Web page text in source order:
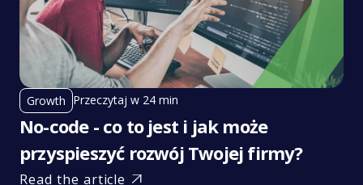
Growth Przeczytaj w 24 min
No-code - co to jest i jak może
przyspieszyć rozwój Twojej firmy?
Read the article 